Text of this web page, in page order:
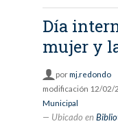
Día
mujer y
pormj.redondo
modificación 12/02/
Municipal
Ubicado en